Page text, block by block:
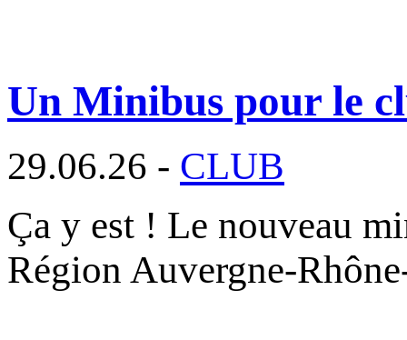
Un Minibus pour le
29.06.26 - CLUB
Ça y est ! Le nouveau
Région Auvergne-